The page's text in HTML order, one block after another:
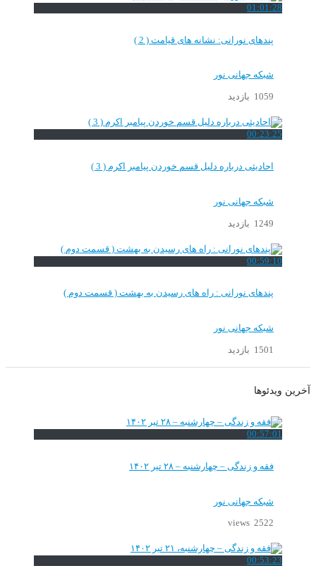
01:01:28
پندهای نورانی: نشانه های قیامت ( 2 )
شبکه جهانی نور
1059 بازدید
00:23:25
احادیثی درباره دلیل قسم خوردن پیامبر اکرم ( 3 )
شبکه جهانی نور
1249 بازدید
00:59:10
پندهای نورانی : راه های رسیدن به بهشت ( قسمت دوم )
شبکه جهانی نور
1501 بازدید
آخرین ویدئوها
00:57:01
فقه و زندگی – چهارشنبه – ۲۸ تیر ۱۴۰۲
شبکه جهانی نور
2522 views
00:53:23